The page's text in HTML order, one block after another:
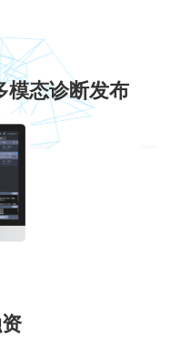
模态诊断发布